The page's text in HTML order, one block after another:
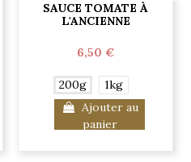
SAUCE TOMATE À
L'ANCIENNE
6,50 €
200g
1kg
Ajouter au
panier